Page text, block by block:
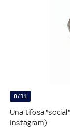
8/31
Una tifosa
Instagram) -